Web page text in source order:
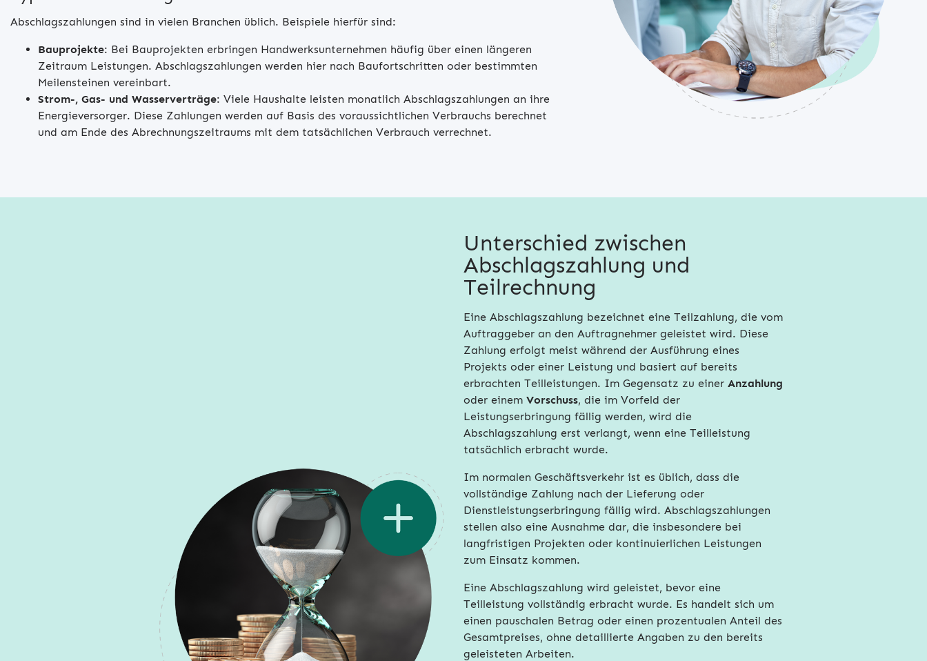
Abschlagszahlungen sind in vielen Branchen üblich. Beispiele hierfür sind:
Bauprojekte: Bei Bauprojekten erbringen Handwerksunternehmen häufig über einen längeren
Zeitraum Leistungen. Abschlagszahlungen werden hier nach Baufortschritten oder bestimmten
Meilensteinen vereinbart.
Strom-, Gas- und Wasserverträge: Viele Haushalte leisten monatlich Abschlagszahlungen an ihre
Energieversorger. Diese Zahlungen werden auf Basis des voraussichtlichen Verbrauchs berechnet
und am Ende des Abrechnungszeitraums mit dem tatsächlichen Verbrauch verrechnet.
Unterschied zwischen
Abschlagszahlung und
Teilrechnung
Eine Abschlagszahlung bezeichnet eine Teilzahlung, die vom
Auftraggeber an den Auftragnehmer geleistet wird. Diese
Zahlung erfolgt meist während der Ausführung eines
Projekts oder einer Leistung und basiert auf bereits
erbrachten Teilleistungen. Im Gegensatz zu einer Anzahlung
oder einem Vorschuss, die im Vorfeld der
Leistungserbringung fällig werden, wird die
Abschlagszahlung erst verlangt, wenn eine Teilleistung
tatsächlich erbracht wurde.
Im normalen Geschäftsverkehr ist es üblich, dass die
vollständige Zahlung nach der Lieferung oder
Dienstleistungserbringung fällig wird. Abschlagszahlungen
stellen also eine Ausnahme dar, die insbesondere bei
langfristigen Projekten oder kontinuierlichen Leistungen
zum Einsatz kommen.
Eine Abschlagszahlung wird geleistet, bevor eine
Teilleistung vollständig erbracht wurde. Es handelt sich um
einen pauschalen Betrag oder einen prozentualen Anteil des
Gesamtpreises, ohne detaillierte Angaben zu den bereits
geleisteten Arbeiten.